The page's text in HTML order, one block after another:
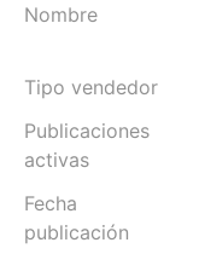
Nombre
Tipo vendedor
Publicaciones
activas
Fecha
publicación